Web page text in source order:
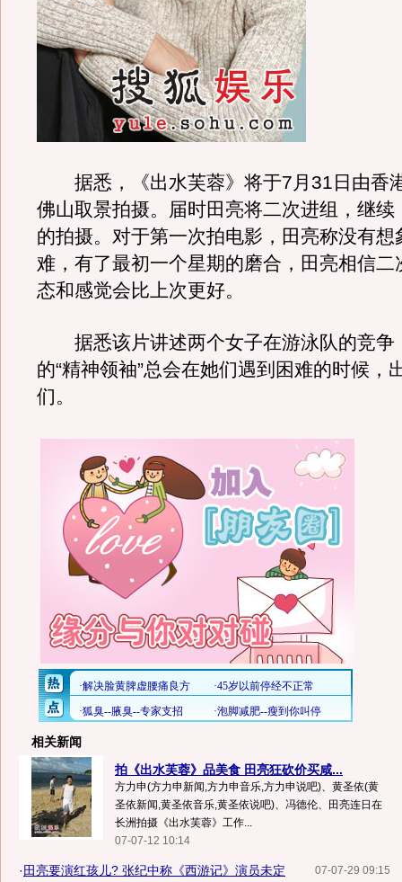
据悉，《出水芙蓉》将于7月31日由香
佛山取景拍摄。届时田亮将二次进组，继续
的拍摄。对于第一次拍电影，田亮称没有想
难，有了最初一个星期的磨合，田亮相信二
态和感觉会比上次更好。
据悉该片讲述两个女子在游泳队的竞争
的“精神领袖”总会在她们遇到困难的时候，
们。
相关新闻
拍《出水芙蓉》品美食 田亮狂砍价买咸...
方力申(方力申新闻,方力申音乐,方力申说吧)、黄圣依(黄
圣依新闻,黄圣依音乐,黄圣依说吧)、冯德伦、田亮连日在
长洲拍摄《出水芙蓉》工作...
07-07-12 10:14
07-07-29 09:15
· 田亮要演红孩儿? 张纪中称《西游记》演员未定